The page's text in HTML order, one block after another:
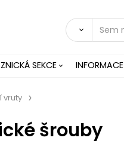
SEKCE INFORMACE
vruty
šrouby